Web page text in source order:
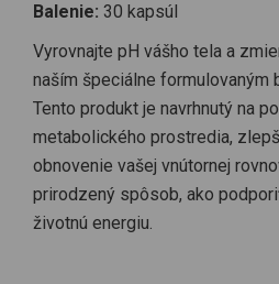
Balenie: 30 kapsúl
Vyrovnajte pH vášho tela a
naším špeciálne formulovaným
Tento produkt je navrhnutý na
metabolického prostredia,
obnovenie vašej vnútornej
prirodzený spôsob, ako
životnú energiu.